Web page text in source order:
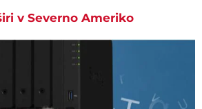
v Severno Ameriko